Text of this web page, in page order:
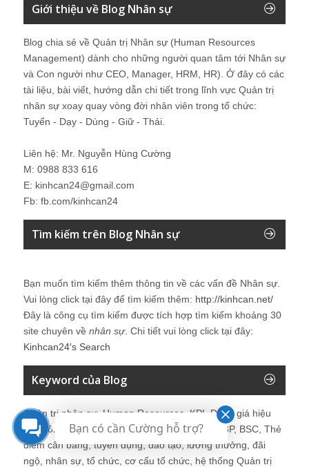
Giới thiệu về Blog Nhân sự
Blog chia sẻ về Quản trị Nhân sự (Human Resources
Management) dành cho những người quan tâm tới Nhân sự
và Con người như CEO, Manager, HRM, HR). Ở đây có các
tài liệu, bài viết, hướng dẫn chi tiết trong lĩnh vực Quản trị
nhân sự xoay quay vòng đời nhân viên trong tổ chức:
Tuyển - Dạy - Dùng - Giữ - Thải.
Liên hệ: Mr. Nguyễn Hùng Cường
M: 0988 833 616
E: kinhcan24@gmail.com
Fb: fb.com/kinhcan24
Tìm kiếm trên Blog Nhân sự
Bạn muốn tìm kiếm thêm thông tin về các vấn đề Nhân sự
Vui lòng click tại đây để tìm kiếm thêm: http://kinhcan.net/
Đây là công cụ tìm kiếm được tích hợp tìm kiếm khoảng 30
site chuyên về nhân sự. Chi tiết vui lòng click tại đây:
Kinhcan24′s Search
Keyword của Blog
Quản trị nhân sự, Human Resources, KPI, Đánh giá hiệu
quả công việc, chính sách lương, CnB, lương 3P, BSC, Thẻ
điểm cân bằng, tuyển dụng, đào tạo, lương thưởng, đãi
ngộ, nhân sự, tổ chức, cơ cấu tổ chức, hệ thống Quản trị
Bạn có cần Cường hỗ trợ?